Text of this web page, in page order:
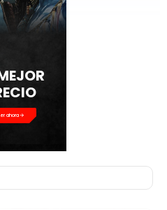
ahora